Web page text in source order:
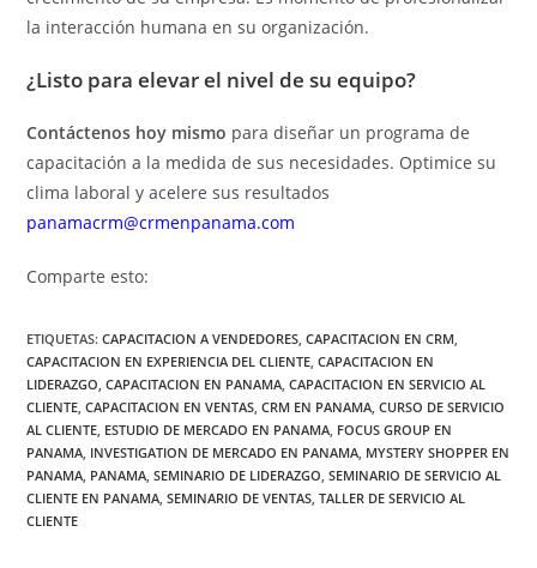
la interacción humana en su organización.
¿Listo para elevar el nivel de su equipo?
Contáctenos hoy mismo para diseñar un programa de
capacitación a la medida de sus necesidades. Optimice su
clima laboral y acelere sus resultados
panamacrm@crmenpanama.com
Comparte esto:
ETIQUETAS:CAPACITACION A VENDEDORES, CAPACITACION EN CRM,
CAPACITACION EN EXPERIENCIA DEL CLIENTE, CAPACITACION EN
LIDERAZGO, CAPACITACION EN PANAMA, CAPACITACION EN SERVICIO AL
CLIENTE, CAPACITACION EN VENTAS, CRM EN PANAMA, CURSO DE SERVICIO
AL CLIENTE, ESTUDIO DE MERCADO EN PANAMA, FOCUS GROUP EN
PANAMA, INVESTIGATION DE MERCADO EN PANAMA, MYSTERY SHOPPER EN
PANAMA, PANAMA, SEMINARIO DE LIDERAZGO, SEMINARIO DE SERVICIO AL
CLIENTE EN PANAMA, SEMINARIO DE VENTAS, TALLER DE SERVICIO AL
CLIENTE